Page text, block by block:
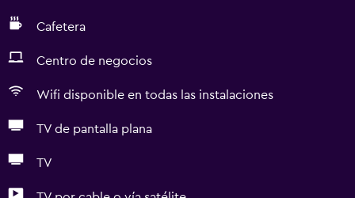
Cafetera
Centro de negocios
Wifi disponible en todas las instalaciones
TV de pantalla plana
TV